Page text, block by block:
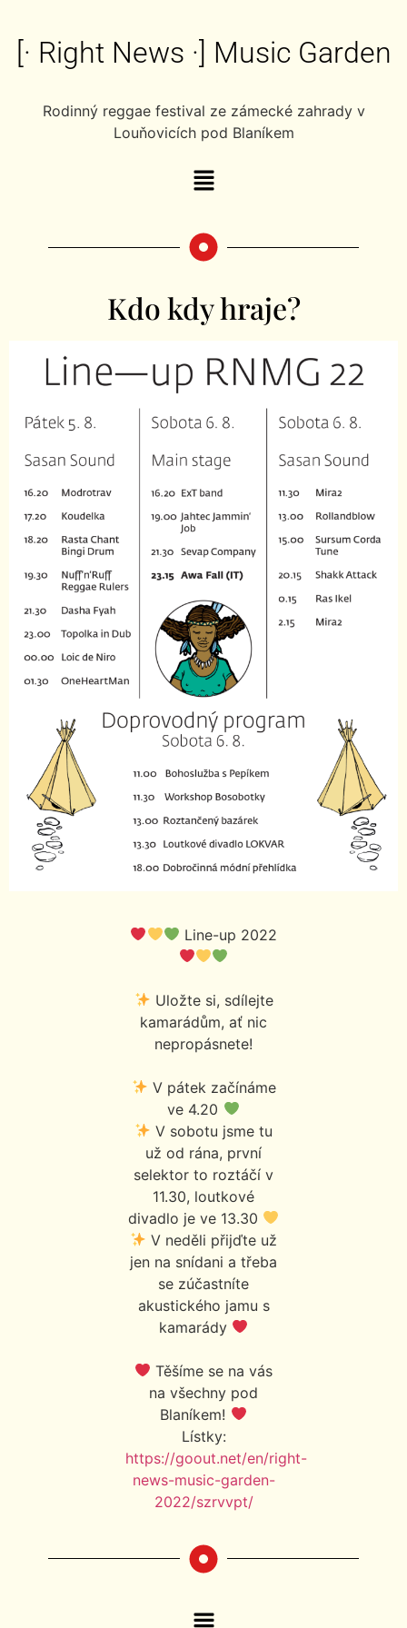
[· Right News ·] Music Garden
Rodinný reggae festival ze zámecké zahrady v
Louňovicích pod Blaníkem
Kdo kdy hraje?
Line-up 2022
Uložte si, sdílejte
kamarádům, ať nic
nepropásnete!
V pátek začínáme
ve 4.20
V sobotu jsme tu
už od rána, první
selektor to roztáčí v
11.30, loutkové
divadlo je ve 13.30
V neděli přijďte už
jen na snídani a třeba
se zúčastníte
akustického jamu s
kamarády
Těšíme se na vás
na všechny pod
Blaníkem!
Lístky:
https://goout.net/en/right-
news-music-garden-
2022/szrvvpt/